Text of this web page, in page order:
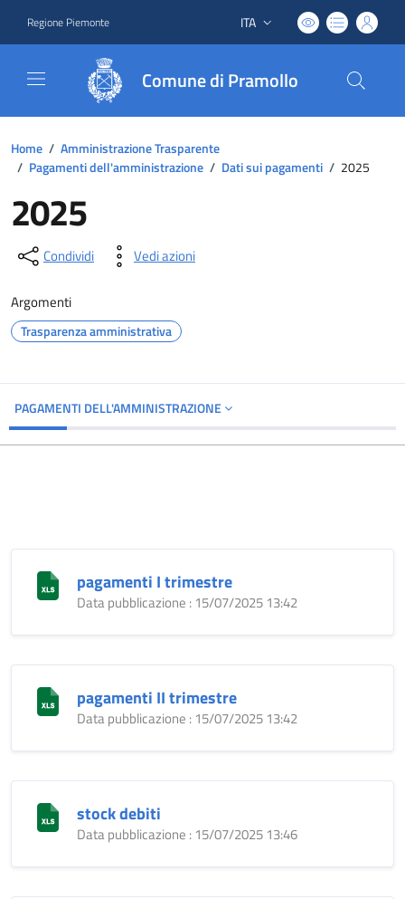
Regione Piemonte Lingua attiva:
ITA
Comune di Pramollo
Home / Amministrazione Trasparente
/ Pagamenti dell'amministrazione / Dati sui pagamenti / 2025
2025
Condividi Vedi azioni
Argomenti
Trasparenza amministrativa
PAGAMENTI DELL'AMMINISTRAZIONE
pagamenti I trimestre
Data pubblicazione : 15/07/2025 13:42
pagamenti II trimestre
Data pubblicazione : 15/07/2025 13:42
stock debiti
Data pubblicazione : 15/07/2025 13:46